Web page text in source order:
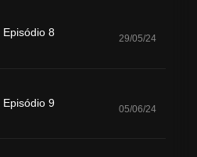
Episódio 8 29/05/24
Episódio 9 05/06/24